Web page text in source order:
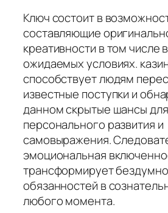
Ключ состоит в
составляющие
креативности в том числе
ожидаемых условиях.
способствует людям
известные поступки и
данном скрытые шансы для
персонального развития и
самовыражения.
эмоциональная
трансформирует
обязанностей в
любого момента.